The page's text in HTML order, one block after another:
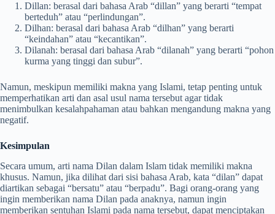
Dillan: berasal dari bahasa Arab “dillan” yang berarti “tempat
berteduh” atau “perlindungan”.
Dilhan: berasal dari bahasa Arab “dilhan” yang berarti
“keindahan” atau “kecantikan”.
Dilanah: berasal dari bahasa Arab “dilanah” yang berarti “pohon
kurma yang tinggi dan subur”.
Namun, meskipun memiliki makna yang Islami, tetap penting untuk
memperhatikan arti dan asal usul nama tersebut agar tidak
menimbulkan kesalahpahaman atau bahkan mengandung makna yang
negatif.
Kesimpulan
Secara umum, arti nama Dilan dalam Islam tidak memiliki makna
khusus. Namun, jika dilihat dari sisi bahasa Arab, kata “dilan” dapat
diartikan sebagai “bersatu” atau “berpadu”. Bagi orang-orang yang
ingin memberikan nama Dilan pada anaknya, namun ingin
memberikan sentuhan Islami pada nama tersebut, dapat menciptakan